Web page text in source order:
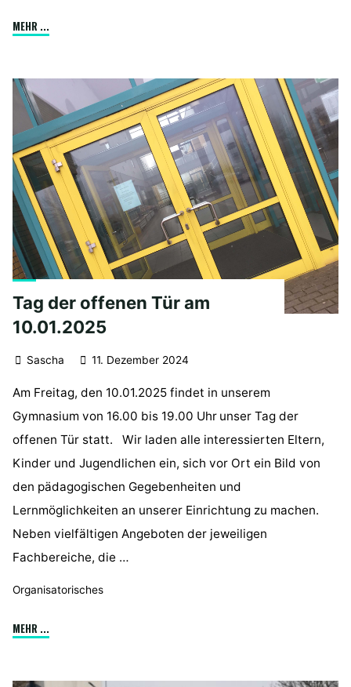
MEHR ...
Tag der offenen Tür am
10.01.2025
Sascha 11. Dezember 2024
Am Freitag, den 10.01.2025 findet in unserem
Gymnasium von 16.00 bis 19.00 Uhr unser Tag der
offenen Tür statt. Wir laden alle interessierten Eltern,
Kinder und Jugendlichen ein, sich vor Ort ein Bild von
den pädagogischen Gegebenheiten und
Lernmöglichkeiten an unserer Einrichtung zu machen.
Neben vielfältigen Angeboten der jeweiligen
Fachbereiche, die …
Organisatorisches
MEHR ...